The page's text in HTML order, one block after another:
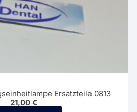
Ersatzteile 0813
21,00 €